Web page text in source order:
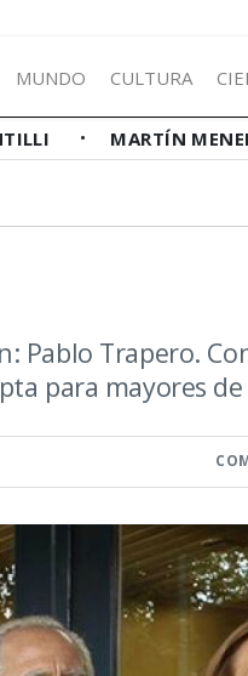
MUNDO CULTURA
MARTÍN
Pablo Trapero.
para mayores